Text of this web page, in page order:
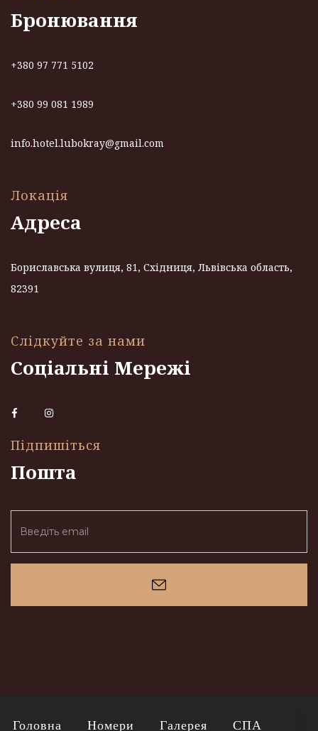
Бронювання
+380 97 771 5102
+380 99 081 1989
info.hotel.lubokray@gmail.com
Локація
Адреса
Бориславська вулиця, 81, Східниця, Львівська область,
82391
Слідкуйте за нами
Соціальні Мережі
Підпишіться
Пошта
a
i
l
Головна Номери Галерея СПА